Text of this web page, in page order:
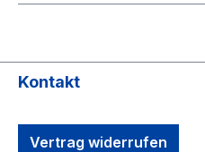
Kontakt
Vertrag widerrufen